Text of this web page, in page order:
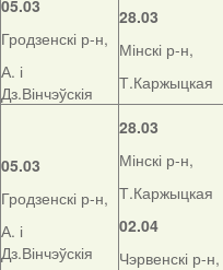
05.03
Гродзенскі р-н,
А. і
Дз.Вінчэўскія
28.03
Мінскі р-н,
Т.Каржыцкая
05.03
Гродзенскі р-н,
А. і
Дз.Вінчэўскія
28.03
Мінскі р-н,
Т.Каржыцкая
02.04
Чэрвенскі р-н,